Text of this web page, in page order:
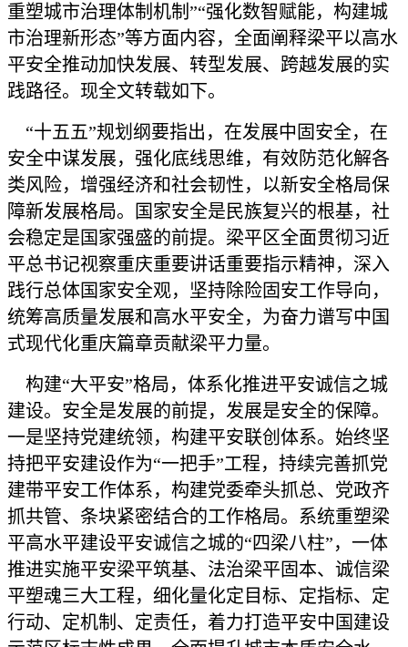
重塑城市治理体制机制”“强化数智赋能，构建城
市治理新形态”等方面内容，全面阐释梁平以高水
平安全推动加快发展、转型发展、跨越发展的实
践路径。现全文转载如下。
“十五五”规划纲要指出，在发展中固安全，在
安全中谋发展，强化底线思维，有效防范化解各
类风险，增强经济和社会韧性，以新安全格局保
障新发展格局。国家安全是民族复兴的根基，社
会稳定是国家强盛的前提。梁平区全面贯彻习近
平总书记视察重庆重要讲话重要指示精神，深入
践行总体国家安全观，坚持除险固安工作导向，
统筹高质量发展和高水平安全，为奋力谱写中国
式现代化重庆篇章贡献梁平力量。
构建“大平安”格局，体系化推进平安诚信之城
建设。安全是发展的前提，发展是安全的保障。
一是坚持党建统领，构建平安联创体系。始终坚
持把平安建设作为“一把手”工程，持续完善抓党
建带平安工作体系，构建党委牵头抓总、党政齐
抓共管、条块紧密结合的工作格局。系统重塑梁
平高水平建设平安诚信之城的“四梁八柱”，一体
推进实施平安梁平筑基、法治梁平固本、诚信梁
平塑魂三大工程，细化量化定目标、定指标、定
行动、定机制、定责任，着力打造平安中国建设